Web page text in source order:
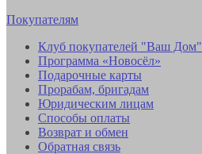
Покупателям
Клуб покупателей "Ваш Дом"
Программа «Новосёл»
Подарочные карты
Прорабам, бригадам
Юридическим лицам
Способы оплаты
Возврат и обмен
Обратная связь